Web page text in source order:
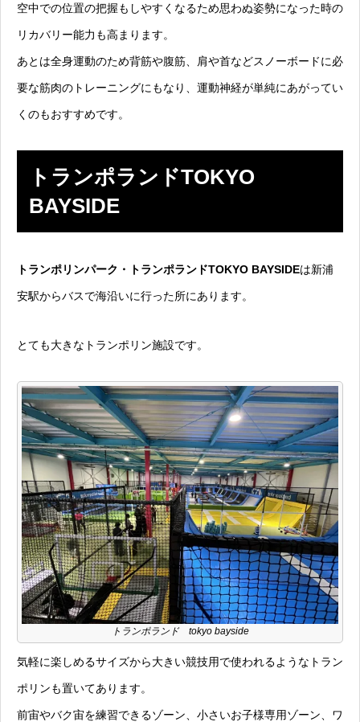
空中での位置の把握もしやすくなるため思わぬ姿勢になった時の
リカバリー能力も高まります。
あとは全身運動のため背筋や腹筋、肩や首などスノーボードに必
要な筋肉のトレーニングにもなり、運動神経が単純にあがってい
くのもおすすめです。
トランポランドTOKYO
BAYSIDE
トランポリンパーク・トランポランドTOKYO BAYSIDEは新浦
安駅からバスで海沿いに行った所にあります。
とても大きなトランポリン施設です。
トランポランド tokyo bayside
気軽に楽しめるサイズから大きい競技用で使われるようなトラン
ポリンも置いてあります。
前宙やバク宙を練習できるゾーン、小さいお子様専用ゾーン、ワ